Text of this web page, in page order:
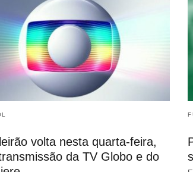
volta nesta quarta-feira,
da TV Globo e do